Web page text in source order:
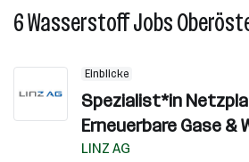
6WasserstoffJobs
Einblicke
Spezialist*in
Erneuerbare Gase
LINZ AG